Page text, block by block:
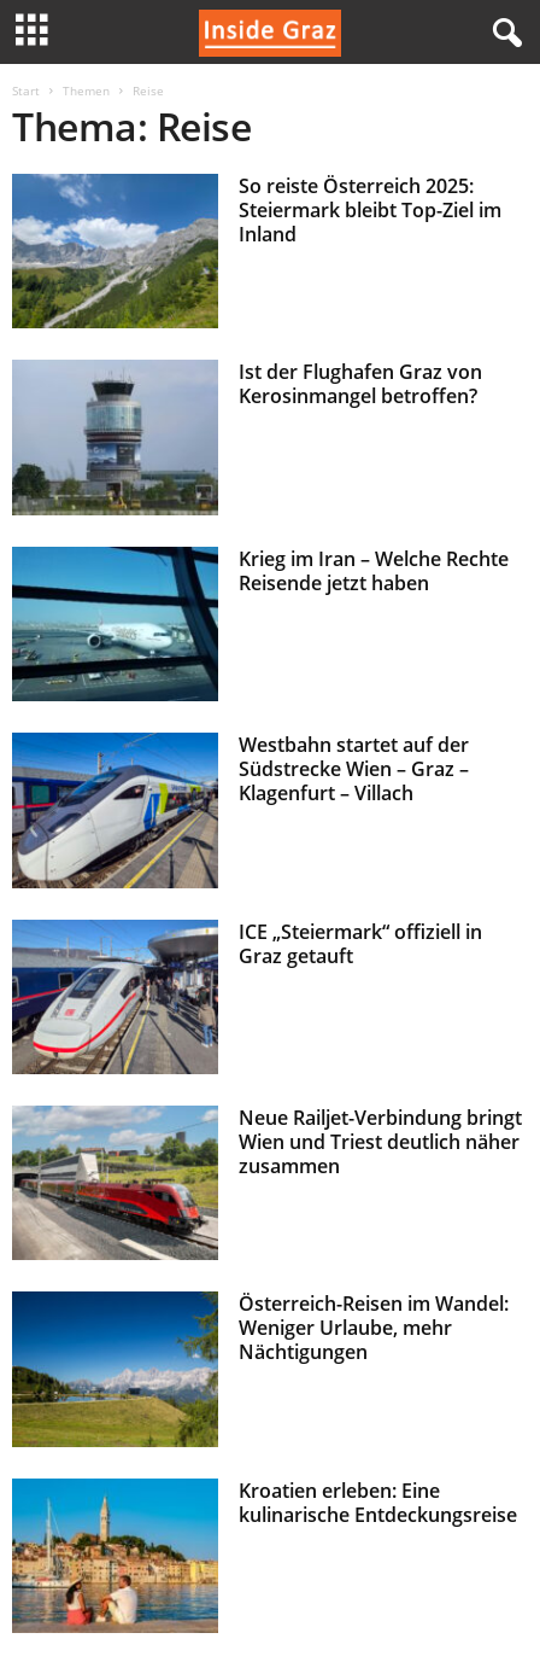
Start Themen Reise
Thema: Reise
So reiste Österreich 2025:
Steiermark bleibt Top-Ziel im
Inland
Ist der Flughafen Graz von
Kerosinmangel betroffen?
Krieg im Iran – Welche Rechte
Reisende jetzt haben
Westbahn startet auf der
Südstrecke Wien – Graz –
Klagenfurt – Villach
ICE „Steiermark“ offiziell in
Graz getauft
Neue Railjet-Verbindung bringt
Wien und Triest deutlich näher
zusammen
Österreich-Reisen im Wandel:
Weniger Urlaube, mehr
Nächtigungen
Kroatien erleben: Eine
kulinarische Entdeckungsreise